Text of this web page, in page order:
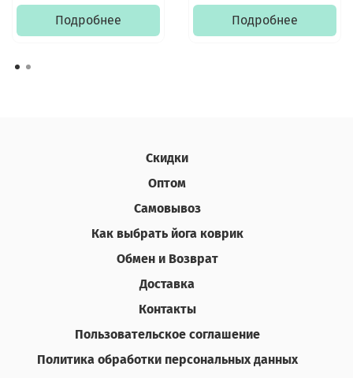
Подробнее Подробнее
Скидки
Оптом
Самовывоз
Как выбрать йога коврик
Обмен и Возврат
Доставка
Контакты
Пользовательское соглашение
Политика обработки персональных данных